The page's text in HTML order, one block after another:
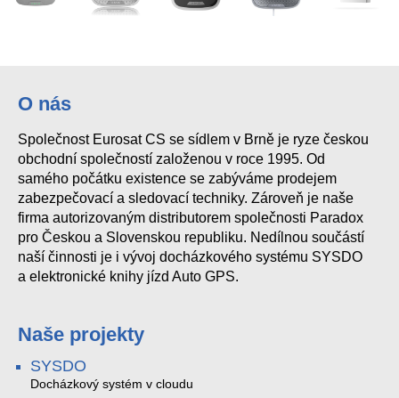
O nás
Společnost Eurosat CS se sídlem v Brně je ryze českou
obchodní společností založenou v roce 1995. Od
samého počátku existence se zabýváme prodejem
zabezpečovací a sledovací techniky. Zároveň je naše
firma autorizovaným distributorem společnosti Paradox
pro Českou a Slovenskou republiku. Nedílnou součástí
naší činnosti je i vývoj docházkového systému SYSDO
a elektronické knihy jízd Auto GPS.
Naše projekty
SYSDO
Docházkový systém v cloudu